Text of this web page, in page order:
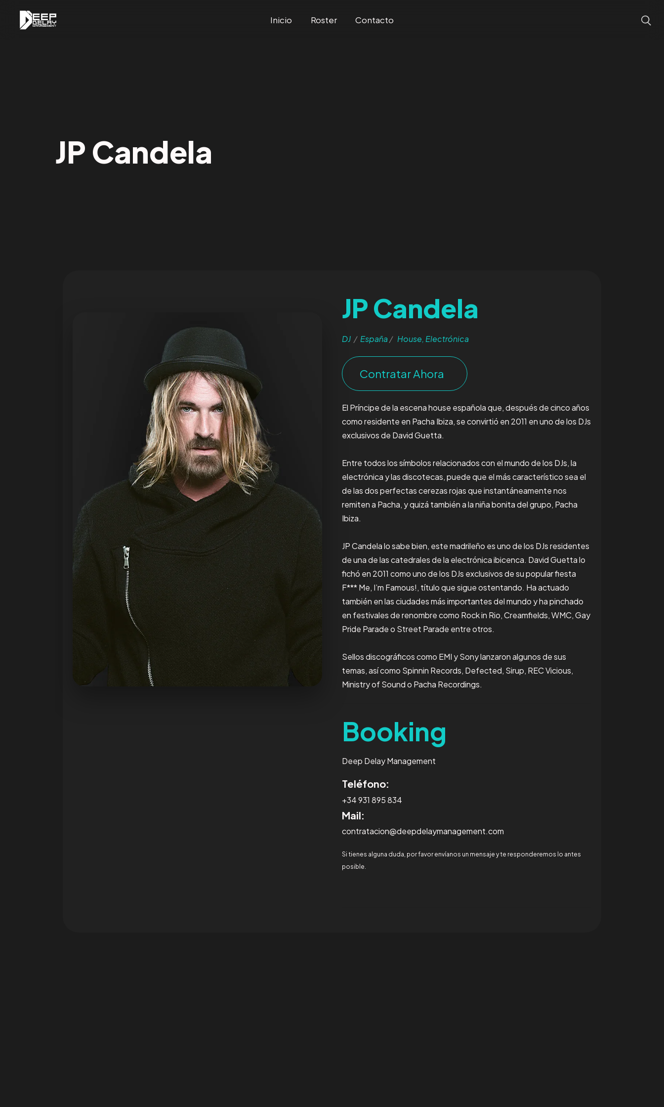
Inicio Roster Contacto
JP Candela
JP Candela
DJ / España / House, Electrónica
Contratar Ahora
El Príncipe de la escena house española que, después de cinco años
como residente en Pacha Ibiza, se convirtió en 2011 en uno de los DJs
exclusivos de David Guetta.
Entre todos los símbolos relacionados con el mundo de los DJs, la
electrónica y las discotecas, puede que el más característico sea el
de las dos perfectas cerezas rojas que instantáneamente nos
remiten a Pacha, y quizá también a la niña bonita del grupo, Pacha
Ibiza.
JP Candela lo sabe bien, este madrileño es uno de los DJs residentes
de una de las catedrales de la electrónica ibicenca. David Guetta lo
fichó en 2011 como uno de los DJs exclusivos de su popular fiesta
F*** Me, I’m Famous!, título que sigue ostentando. Ha actuado
también en las ciudades más importantes del mundo y ha pinchado
en festivales de renombre como Rock in Rio, Creamfields, WMC, Gay
Pride Parade o Street Parade entre otros.
Sellos discográficos como EMI y Sony lanzaron algunos de sus
temas, así como Spinnin Records, Defected, Sirup, REC Vicious,
Ministry of Sound o Pacha Recordings.
Booking
Deep Delay Management
Teléfono:
+34 931 895 834
Mail:
contratacion@deepdelaymanagement.com
Si tienes alguna duda, por favor envíanos un mensaje y te responderemos lo antes
posible.